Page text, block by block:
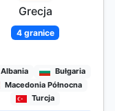
Grecja
4 granice
Albania
Bułgaria
Macedonia Północna
Turcja